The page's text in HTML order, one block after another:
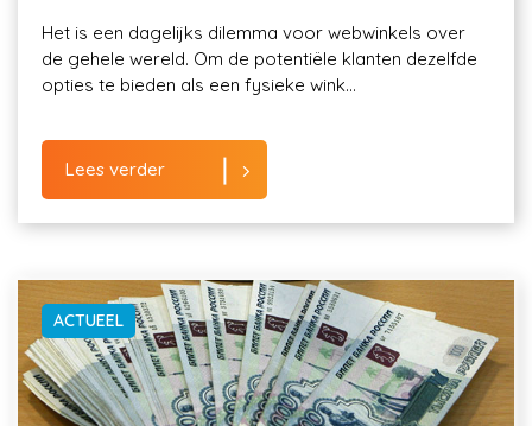
Het is een dagelijks dilemma voor webwinkels over
de gehele wereld. Om de potentiële klanten dezelfde
opties te bieden als een fysieke wink...
Lees verder
ACTUEEL